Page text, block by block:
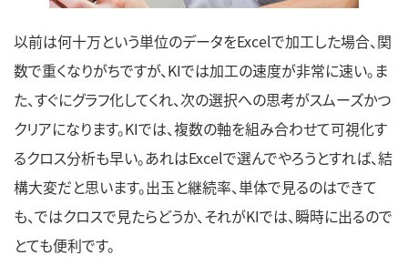
以前は何十万という単位のデータをExcelで加工した場合、関
数で重くなりがちですが、KIでは加工の速度が非常に速い。ま
た、すぐにグラフ化してくれ、次の選択への思考がスムーズかつ
クリアになります。KIでは、複数の軸を組み合わせて可視化す
るクロス分析も早い。あれはExcelで選んでやろうとすれば、結
構大変だと思います。出玉と継続率、単体で見るのはできて
も、ではクロスで見たらどうか、それがKIでは、瞬時に出るので
とても便利です。